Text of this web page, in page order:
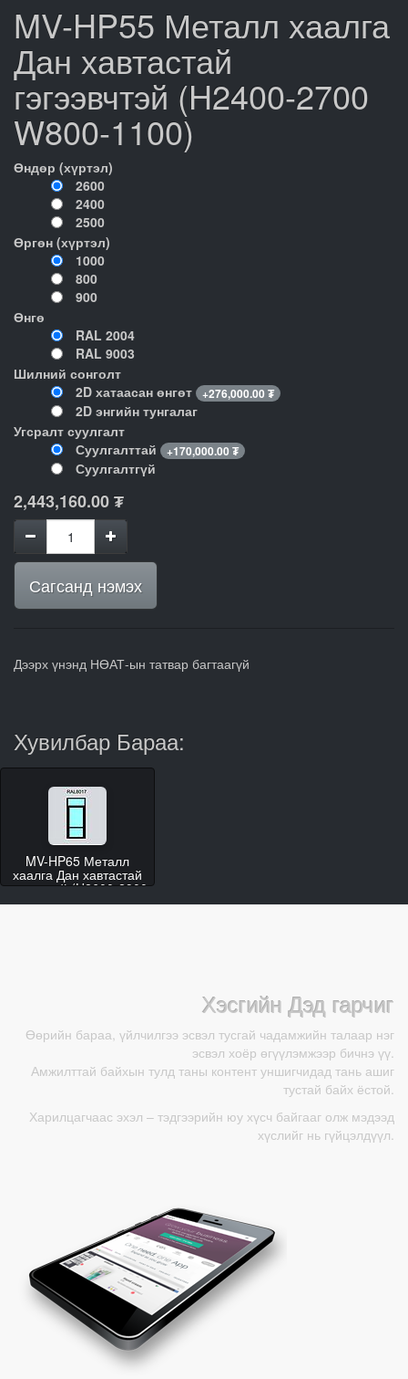
MV-HP55 Металл хаалга
Дан хавтастай
гэгээвчтэй (H2400-2700
W800-1100)
Өндөр (хүртэл)
2600
2400
2500
Өргөн (хүртэл)
1000
800
900
Өнгө
RAL 2004
RAL 9003
Шилний сонголт
2D хатаасан өнгөт
+276,000.00 ₮
2D энгийн тунгалаг
Угсралт суулгалт
Суулгалттай
+170,000.00 ₮
Суулгалтгүй
2,443,160.00₮
Сагсанд нэмэх
Дээрх үнэнд НӨАТ-ын татвар багтаагүй
Хувилбар Бараа:
MV-HP65 Металл
хаалга Дан хавтастай
гэгээвчтэй (H2600-2900
W800-1000)
Хэсгийн Дэд гарчиг
Өөрийн бараа, үйлчилгээ эсвэл тусгай чадамжийн талаар нэг
эсвэл хоёр өгүүлэмжээр бичнэ үү.
Амжилттай байхын тулд таны контент уншигчидад тань ашиг
тустай байх ёстой.
Харилцагчаас эхэл – тэдгээрийн юу хүсч байгааг олж мэдээд
хүслийг нь гүйцэлдүүл.